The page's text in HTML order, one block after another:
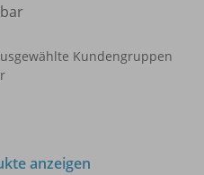
Kundengruppen
anzeigen